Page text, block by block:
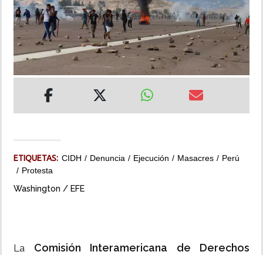
MULTIMEDIA
IMPRESO
ETIQUETAS: CIDH Denuncia Ejecución Masacres
Perú
Protesta
Washington / EFE
La Comisión Interamericana de Derechos